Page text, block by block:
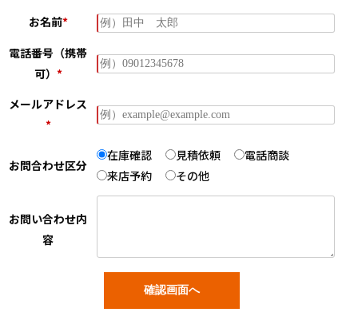
お名前*
電話番号（携帯
可） *
メールアドレス
*
お問合わせ区分
在庫確認 見積依頼
電話商談
来店予約
その他
お問い合わせ内
容